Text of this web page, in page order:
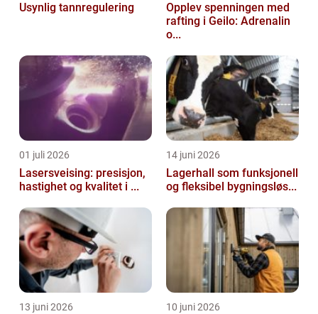
Usynlig tannregulering
Opplev spenningen med
rafting i Geilo: Adrenalin
o...
01 juli 2026
Lasersveising: presisjon,
hastighet og kvalitet i ...
14 juni 2026
Lagerhall som funksjonell
og fleksibel bygningsløs...
13 juni 2026 10 juni 2026